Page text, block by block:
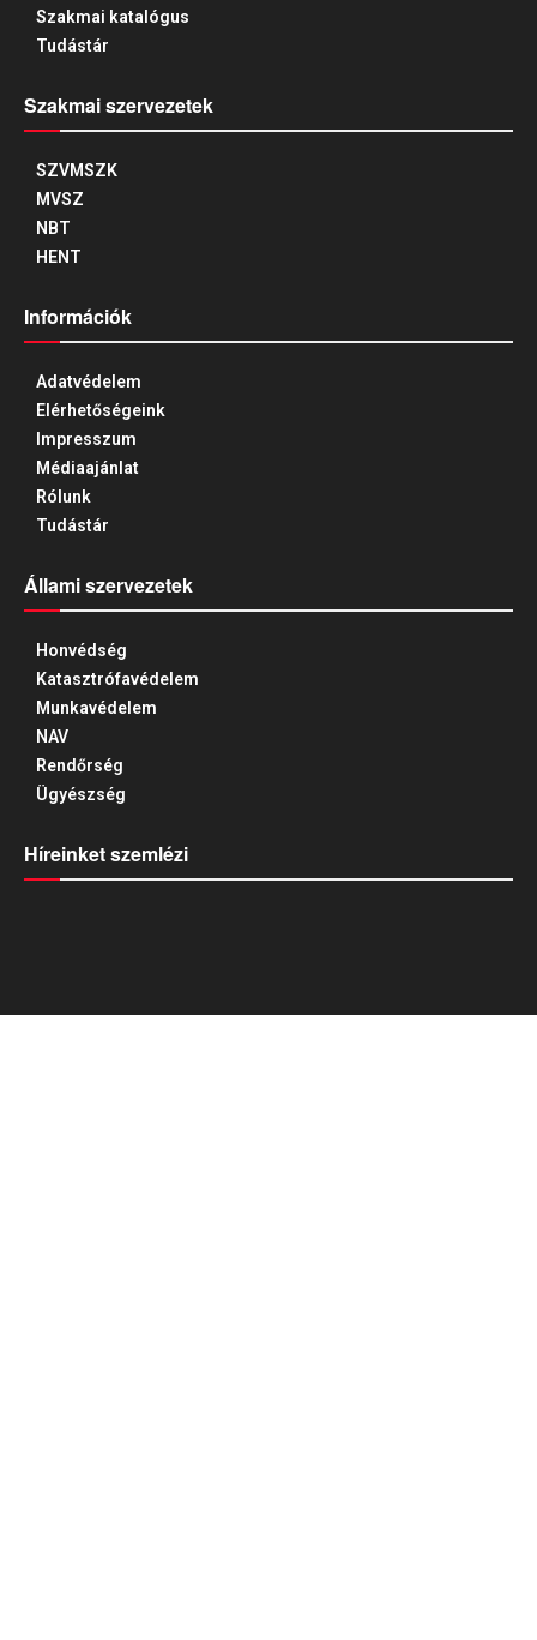
Szakmai katalógus
Tudástár
Szakmai szervezetek
SZVMSZK
MVSZ
NBT
HENT
Információk
Adatvédelem
Elérhetőségeink
Impresszum
Médiaajánlat
Rólunk
Tudástár
Állami szervezetek
Honvédség
Katasztrófavédelem
Munkavédelem
NAV
Rendőrség
Ügyészség
Híreinket szemlézi